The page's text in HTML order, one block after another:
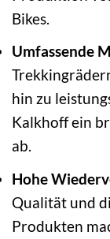
Bikes.
Umfassende
hin zu
Kalkhoff ein
ab.
Hohe
Qualität und
Produkten